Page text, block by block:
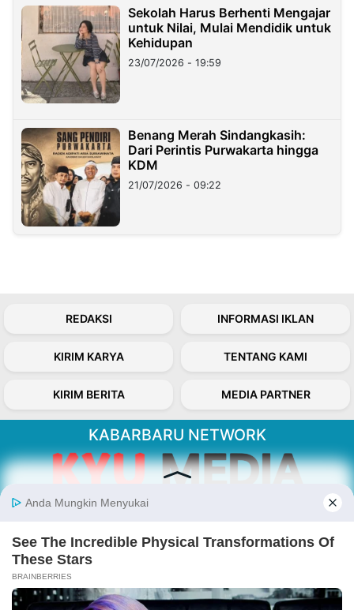
Sekolah Harus Berhenti Mengajar
untuk Nilai, Mulai Mendidik untuk
Kehidupan
23/07/2026 - 19:59
Benang Merah Sindangkasih:
Dari Perintis Purwakarta hingga
KDM
21/07/2026 - 09:22
REDAKSI INFORMASI IKLAN
KIRIM KARYA TENTANG KAMI
KIRIM BERITA MEDIA PARTNER
KABARBARU NETWORK